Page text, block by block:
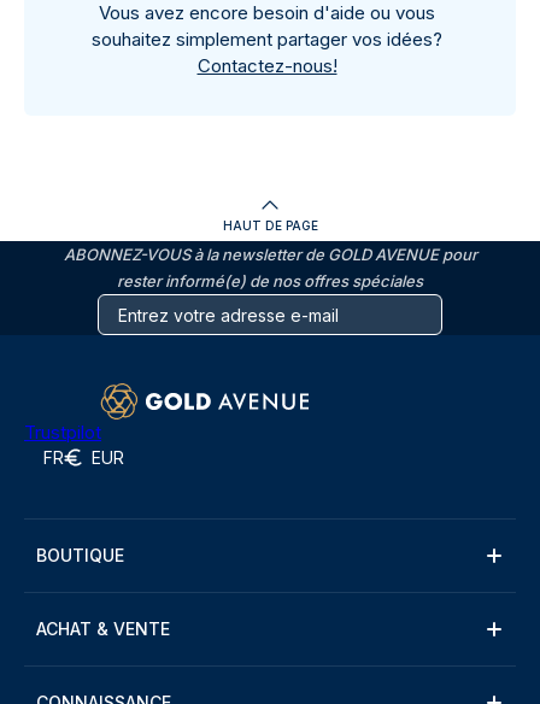
Vous avez encore besoin d'aide ou vous
souhaitez simplement partager vos idées?
Contactez-nous!
HAUT DE PAGE
ABONNEZ-VOUS à la newsletter de GOLD AVENUE pour
rester informé(e) de nos offres spéciales
Trustpilot
FR EUR
BOUTIQUE
ACHAT & VENTE